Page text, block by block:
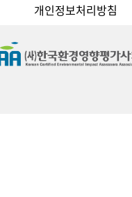
개인정보처리방침